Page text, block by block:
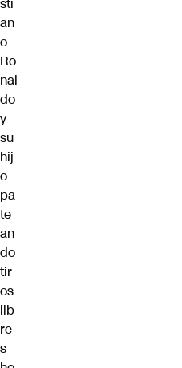
sti
an
o
Ro
nal
do
y
su
hij
o
pa
te
an
do
tir
os
lib
re
s